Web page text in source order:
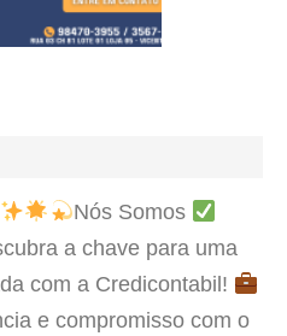
Nós Somos
a chave para uma
com a Credicontabil!
e compromisso com o